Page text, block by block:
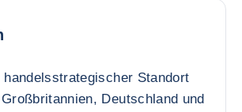
handelsstrategischer Standort
Deutschland und